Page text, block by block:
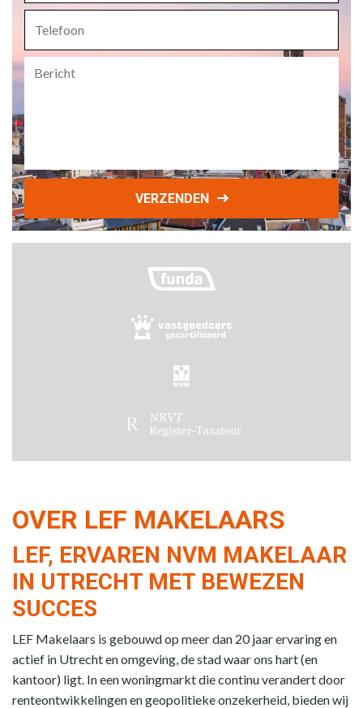
VERZENDEN
OVER LEF MAKELAARS
LEF, ERVAREN NVM MAKELAAR
IN UTRECHT MET BEWEZEN
SUCCES
LEF Makelaars is gebouwd op meer dan 20 jaar ervaring en
actief in Utrecht en omgeving, de stad waar ons hart (en
kantoor) ligt. In een woningmarkt die continu verandert door
renteontwikkelingen en geopolitieke onzekerheid, bieden wij